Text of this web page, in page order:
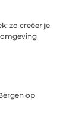
zo creëer je
op